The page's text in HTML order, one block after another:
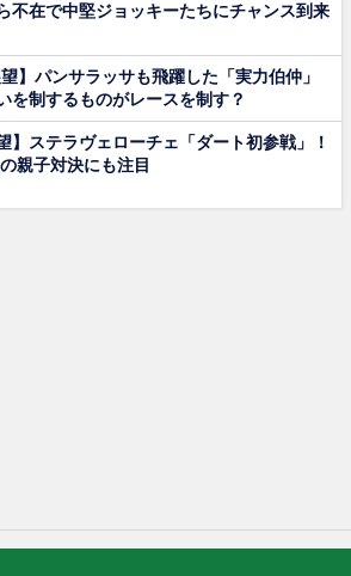
不在で中堅ジョッキーたちにチャンス到来
】パンサラッサも飛躍した「実力伯仲」
制するものがレースを制す？
】ステラヴェローチェ「ダート初参戦」！
親子対決にも注目